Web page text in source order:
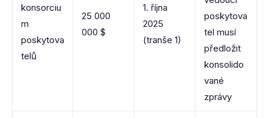
konsorciu
m
poskytova
telů
25 000
000 $
1. října
2025
(tranše 1)
poskytova
tel musí
předložit
konsolido
vané
zprávy